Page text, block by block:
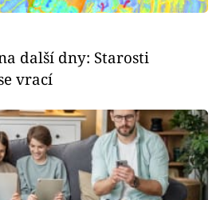
další dny: Starosti
vrací